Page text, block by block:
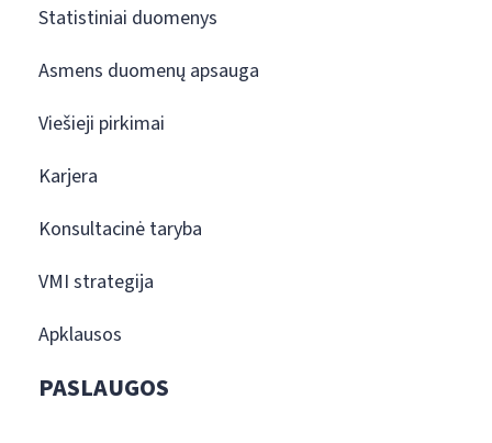
Statistiniai duomenys
Asmens duomenų apsauga
Viešieji pirkimai
Karjera
Konsultacinė taryba
VMI strategija
Apklausos
PASLAUGOS